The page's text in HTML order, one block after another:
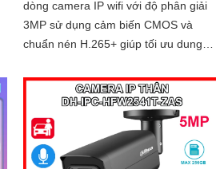
dòng camera IP wifi với độ phân giải
3MP sử dụng cảm biến CMOS và
chuẩn nén H.265+ giúp tối ưu dung